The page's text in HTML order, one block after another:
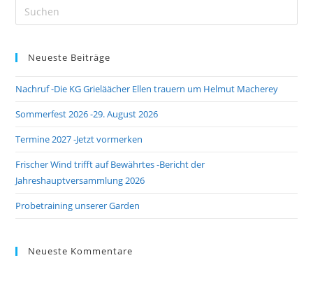
Neueste Beiträge
Nachruf -Die KG Grieläächer Ellen trauern um Helmut Macherey
Sommerfest 2026 -29. August 2026
Termine 2027 -Jetzt vormerken
Frischer Wind trifft auf Bewährtes -Bericht der
Jahreshauptversammlung 2026
Probetraining unserer Garden
Neueste Kommentare